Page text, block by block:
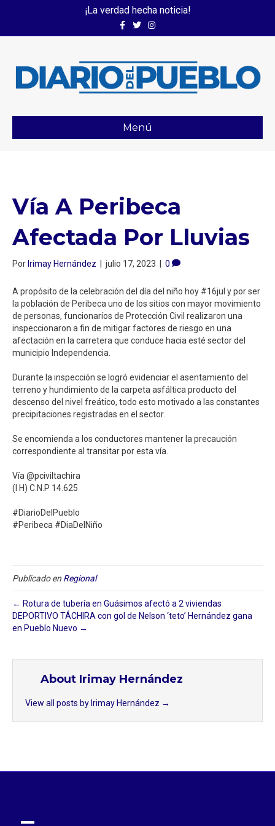
¡La verdad hecha noticia!
FacebookTwitterInstagram
Menú
Vía A Peribeca
Afectada Por Lluvias⁣
PorIrimay Hernández | julio 17, 2023 | 0
A propósito de la celebración del día del niño hoy #16jul y por ser
la población de Peribeca uno de los sitios con mayor movimiento
de personas, funcionaríos de Protección Civil realizaron una⁣
inspeccionaron a fin de mitigar factores de riesgo en una
afectación en la carretera que conduce hacia esté sector del
municipio Independencia.⁣
Durante la inspección se logró evidenciar el asentamiento del
terreno y hundimiento de la carpeta asfáltica producto del
descenso del nivel freático, todo esto motivado a las constantes
precipitaciones registradas en el sector.⁣
Se encomienda a los conductores mantener la precaución
correspondiente al transitar por esta vía.⁣
Vía @pciviltachira⁣
(I H) C.N.P 14.625⁣
#DiarioDelPueblo⁣
#Peribeca #DiaDelNiño
Publicado en Regional
← Rotura de tubería en Guásimos afectó a 2 viviendas ⁣
DEPORTIVO TÁCHIRA con gol de Nelson ‘teto’ Hernández gana
en Pueblo Nuevo →
About Irimay Hernández
View all posts by Irimay Hernández →